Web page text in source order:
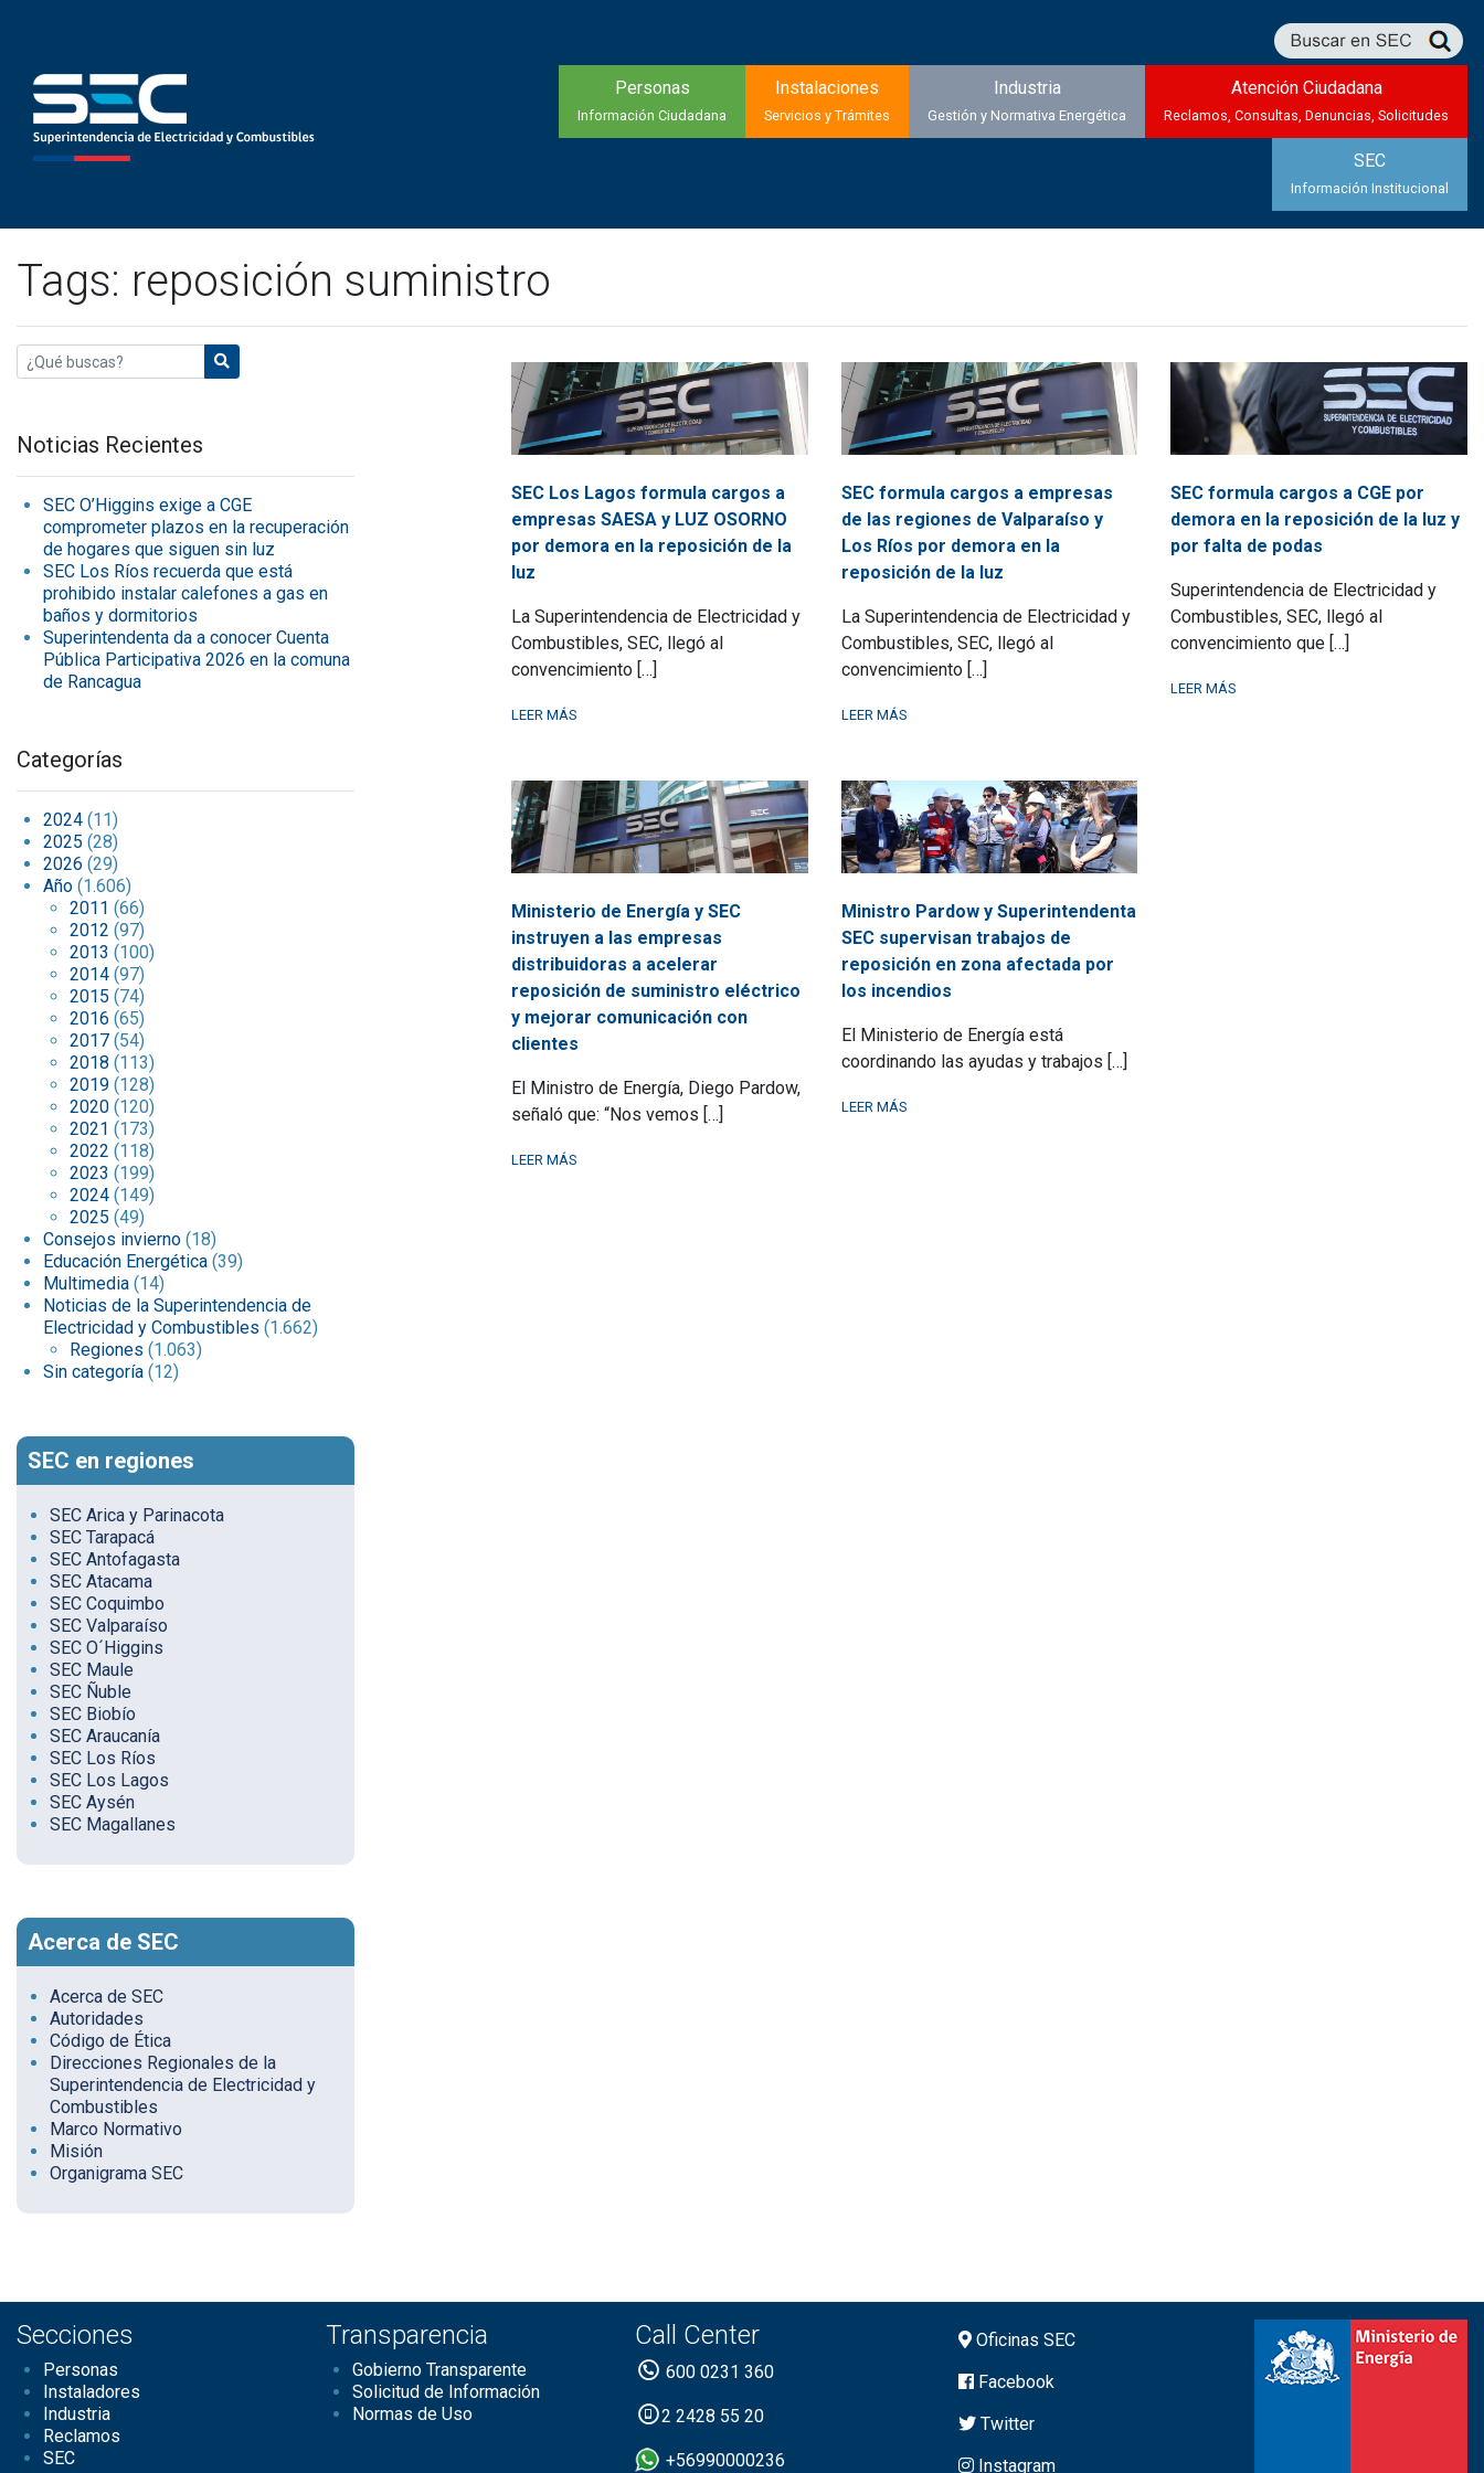
Personas
Información Ciudadana
Instalaciones
Servicios y Trámites
Industria
Gestión y Normativa Energética
Atención Ciudadana
Reclamos, Consultas, Denuncias, Solicitudes
SEC
Información Institucional
Tags: reposición suministro
Noticias Recientes
SEC O’Higgins exige a CGE
comprometer plazos en la recuperación
de hogares que siguen sin luz
SEC Los Ríos recuerda que está
prohibido instalar calefones a gas en
baños y dormitorios
Superintendenta da a conocer Cuenta
Pública Participativa 2026 en la comuna
de Rancagua
Categorías
2024 (11)
2025 (28)
2026 (29)
Año (1.606)
2011 (66)
2012 (97)
2013 (100)
2014 (97)
2015 (74)
2016 (65)
2017 (54)
2018 (113)
2019 (128)
2020 (120)
2021 (173)
2022 (118)
2023 (199)
2024 (149)
2025 (49)
Consejos invierno (18)
Educación Energética (39)
Multimedia (14)
Noticias de la Superintendencia de
Electricidad y Combustibles (1.662)
Regiones (1.063)
Sin categoría (12)
SEC en regiones
SEC Arica y Parinacota
SEC Tarapacá
SEC Antofagasta
SEC Atacama
SEC Coquimbo
SEC Valparaíso
SEC O´Higgins
SEC Maule
SEC Ñuble
SEC Biobío
SEC Araucanía
SEC Los Ríos
SEC Los Lagos
SEC Aysén
SEC Magallanes
Acerca de SEC
Acerca de SEC
Autoridades
Código de Ética
Direcciones Regionales de la
Superintendencia de Electricidad y
Combustibles
Marco Normativo
Misión
Organigrama SEC
SEC Los Lagos formula cargos a
empresas SAESA y LUZ OSORNO
por demora en la reposición de la
luz
La Superintendencia de Electricidad y
Combustibles, SEC, llegó al
convencimiento […]
LEER MÁS
SEC formula cargos a empresas
de las regiones de Valparaíso y
Los Ríos por demora en la
reposición de la luz
La Superintendencia de Electricidad y
Combustibles, SEC, llegó al
convencimiento […]
LEER MÁS
SEC formula cargos a CGE por
demora en la reposición de la luz y
por falta de podas
Superintendencia de Electricidad y
Combustibles, SEC, llegó al
convencimiento que […]
LEER MÁS
Ministerio de Energía y SEC
instruyen a las empresas
distribuidoras a acelerar
reposición de suministro eléctrico
y mejorar comunicación con
clientes
El Ministro de Energía, Diego Pardow,
señaló que: “Nos vemos […]
LEER MÁS
Ministro Pardow y Superintendenta
SEC supervisan trabajos de
reposición en zona afectada por
los incendios
El Ministerio de Energía está
coordinando las ayudas y trabajos […]
LEER MÁS
Secciones
Personas
Instaladores
Industria
Reclamos
SEC
Transparencia
Gobierno Transparente
Solicitud de Información
Normas de Uso
Call Center
600 0231 360
2 2428 55 20
+56990000236
Oficinas SEC
Facebook
Twitter
Instagram